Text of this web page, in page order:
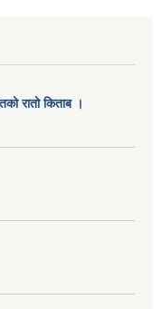
रातो किताब ।